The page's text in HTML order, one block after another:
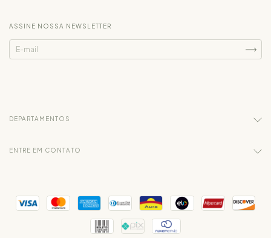
ASSINE NOSSA NEWSLETTER
DEPARTAMENTOS
ENTRE EM CONTATO